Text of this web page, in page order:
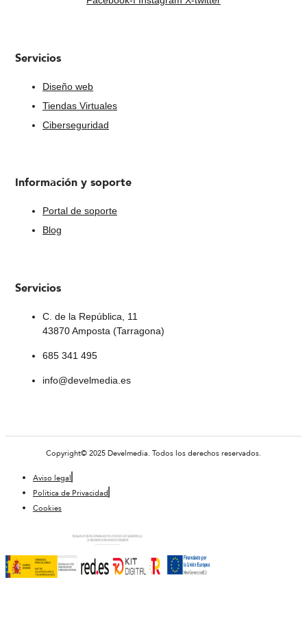
Servicios
Diseño web
Tiendas Virtuales
Ciberseguridad
Información y soporte
Portal de soporte
Blog
Servicios
C. de la República, 11
43870 Amposta (Tarragona)
685 341 495
info@develmedia.es
Copyright© 2025 Develmedia. Todos los derechos reservados.
Aviso legal
Política de Privacidad
Cookies